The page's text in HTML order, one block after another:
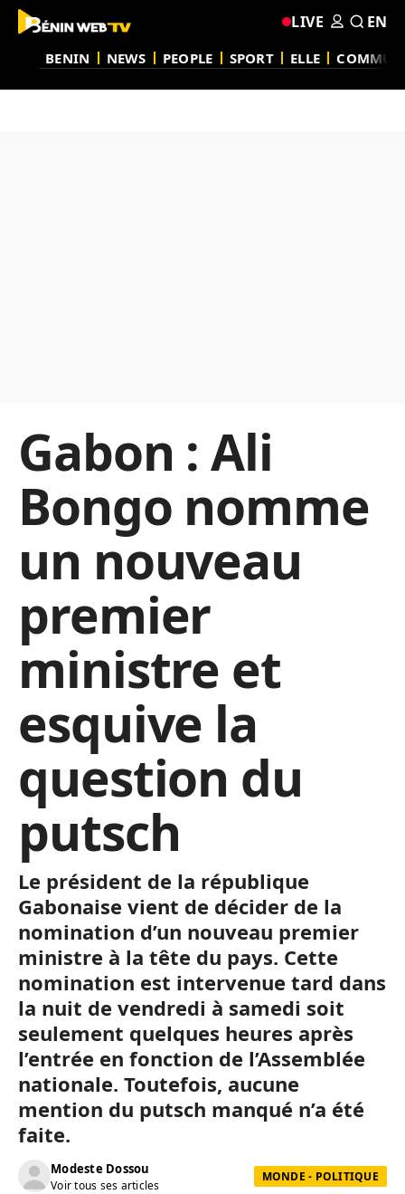
BENIN NEWS PEOPLE SPORT ELLE
LIVE EN
Gabon : Ali
Bongo nomme
un nouveau
premier
ministre et
esquive la
question du
putsch
Le président de la république
Gabonaise vient de décider de la
nomination d’un nouveau premier
ministre à la tête du pays. Cette
nomination est intervenue tard dans
la nuit de vendredi à samedi soit
seulement quelques heures après
l’entrée en fonction de l’Assemblée
nationale. Toutefois, aucune
mention du putsch manqué n’a été
faite.
Modeste Dossou
Voir tous ses articles
MONDE - POLITIQUE